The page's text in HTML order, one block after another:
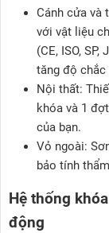
Cánh cửa và
với vật liệu
(CE, ISO,
tăng độ chắc
Nội thất:
khóa và 1
của bạn.
Vỏ ngoài:
bảo tính
Hệ thống
động